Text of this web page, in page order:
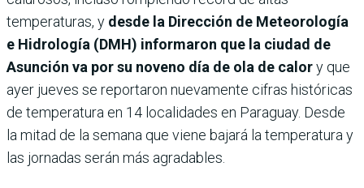
temperaturas, y desde la Dirección de Meteorología
e Hidrología (DMH) informaron que la ciudad de
Asunción va por su noveno día de ola de calory que
ayer jueves se reportaron nuevamente cifras históricas
de temperatura en 14 localidades en Paraguay. Desde
la mitad de la semana que viene bajará la temperatura y
las jornadas serán más agradables.